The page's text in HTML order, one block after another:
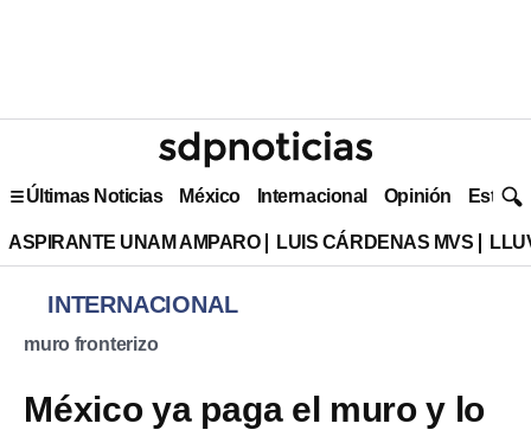
Últimas Noticias México Internacional Opinión Estilo
ASPIRANTE UNAM AMPARO LUIS CÁRDENAS MVS
INTERNACIONAL
muro fronterizo
México ya paga el muro y lo